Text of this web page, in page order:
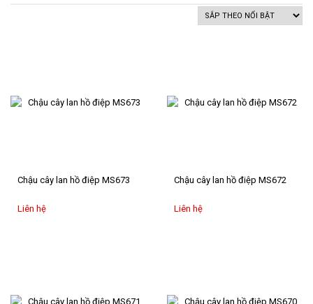
HOA
KHÁC
NANG
Chậu cây lan hồ điệp MS673
Liên hệ
Chậu cây lan hồ điệp MS672
Liên hệ